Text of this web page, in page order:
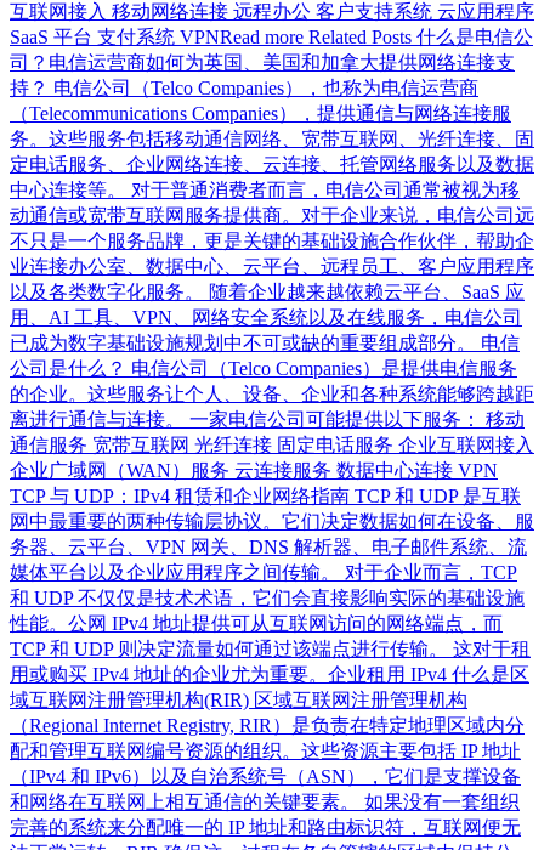
互联网接入 移动网络连接 远程办公 客户支持系统 云应用程序
SaaS 平台 支付系统 VPNRead more Related Posts 什么是电信公
司？电信运营商如何为英国、美国和加拿大提供网络连接支
持？ 电信公司（Telco Companies），也称为电信运营商
（Telecommunications Companies），提供通信与网络连接服
务。这些服务包括移动通信网络、宽带互联网、光纤连接、固
定电话服务、企业网络连接、云连接、托管网络服务以及数据
中心连接等。 对于普通消费者而言，电信公司通常被视为移
动通信或宽带互联网服务提供商。对于企业来说，电信公司远
不只是一个服务品牌，更是关键的基础设施合作伙伴，帮助企
业连接办公室、数据中心、云平台、远程员工、客户应用程序
以及各类数字化服务。 随着企业越来越依赖云平台、SaaS 应
用、AI 工具、VPN、网络安全系统以及在线服务，电信公司
已成为数字基础设施规划中不可或缺的重要组成部分。 电信
公司是什么？ 电信公司（Telco Companies）是提供电信服务
的企业。这些服务让个人、设备、企业和各种系统能够跨越距
离进行通信与连接。 一家电信公司可能提供以下服务： 移动
通信服务 宽带互联网 光纤连接 固定电话服务 企业互联网接入
企业广域网（WAN）服务 云连接服务 数据中心连接 VPN
TCP 与 UDP：IPv4 租赁和企业网络指南 TCP 和 UDP 是互联
网中最重要的两种传输层协议。它们决定数据如何在设备、服
务器、云平台、VPN 网关、DNS 解析器、电子邮件系统、流
媒体平台以及企业应用程序之间传输。 对于企业而言，TCP
和 UDP 不仅仅是技术术语，它们会直接影响实际的基础设施
性能。公网 IPv4 地址提供可从互联网访问的网络端点，而
TCP 和 UDP 则决定流量如何通过该端点进行传输。 这对于租
用或购买 IPv4 地址的企业尤为重要。企业租用 IPv4 什么是区
域互联网注册管理机构(RIR) 区域互联网注册管理机构
（Regional Internet Registry, RIR）是负责在特定地理区域内分
配和管理互联网编号资源的组织。这些资源主要包括 IP 地址
（IPv4 和 IPv6）以及自治系统号（ASN），它们是支撑设备
和网络在互联网上相互通信的关键要素。 如果没有一套组织
完善的系统来分配唯一的 IP 地址和路由标识符，互联网便无